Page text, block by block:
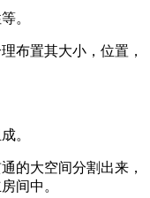
。
布置其大小，位置，
。
的大空间分割出来，
间中。